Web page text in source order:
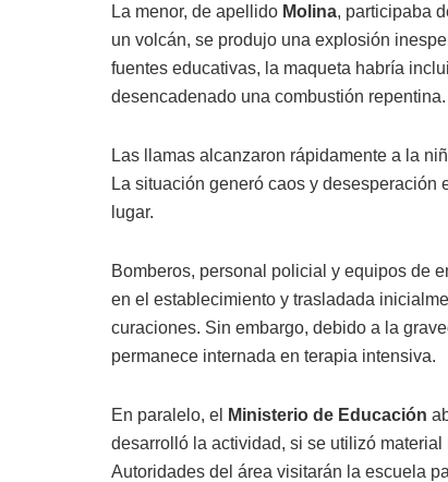
La menor, de apellido Molina, participaba
un volcán, se produjo una explosión
fuentes educativas, la maqueta habría
desencadenado una combustión repentina.
Las llamas alcanzaron rápidamente a la
La situación generó caos y desesperación
lugar.
Bomberos, personal policial y equipos de
en el establecimiento y trasladada
curaciones. Sin embargo, debido a la
permanece internada en terapia intensiva.
En paralelo, el Ministerio de Educación
desarrolló la actividad, si se utilizó
Autoridades del área visitarán la escuela